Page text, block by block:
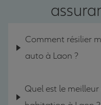
Comment résilier
auto à Laon ?
Quel est le